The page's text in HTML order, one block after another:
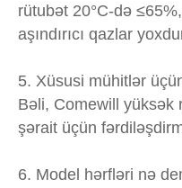
rütubət 20°C-də
aşındırıcı qazlar
5. Xüsusi mühitlər
Bəli, Comewill yüksək
şərait üçün
6. Model hərfləri nə